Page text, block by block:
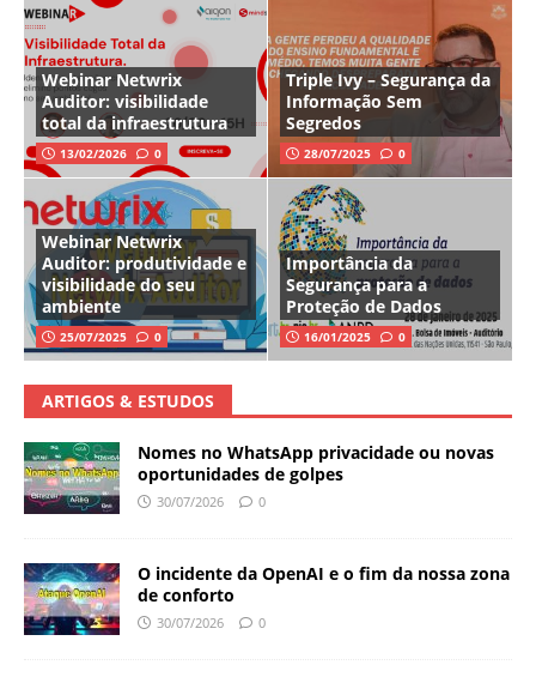
Webinar Netwrix
Auditor: visibilidade
total da infraestrutura
13/02/2026 0
Triple Ivy – Segurança da
Informação Sem
Segredos
28/07/2025 0
Webinar Netwrix
Auditor: produtividade e
visibilidade do seu
ambiente
25/07/2025 0
Importância da
Segurança para a
Proteção de Dados
16/01/2025 0
ARTIGOS & ESTUDOS
Nomes no WhatsApp privacidade ou novas
oportunidades de golpes
30/07/2026 0
O incidente da OpenAI e o fim da nossa zona
de conforto
30/07/2026 0